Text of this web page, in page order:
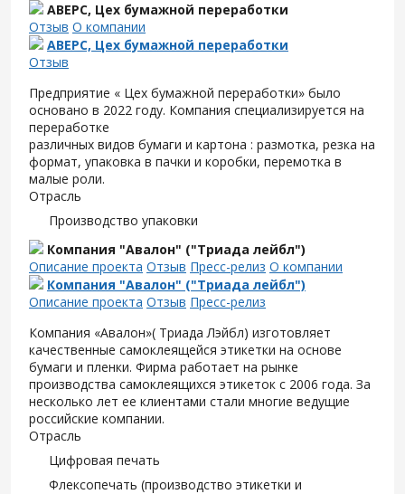
АВЕРС, Цех бумажной переработки
Отзыв О компании
АВЕРС, Цех бумажной переработки
Отзыв
Предприятие « Цех бумажной переработки» было
основано в 2022 году. Компания специализируется на
переработке
различных видов бумаги и картона : размотка, резка на
формат, упаковка в пачки и коробки, перемотка в
малые роли.
Отрасль
Производство упаковки
Компания "Авалон" ("Триада лейбл")
Описание проекта Отзыв Пресс-релиз О компании
Компания "Авалон" ("Триада лейбл")
Описание проекта Отзыв Пресс-релиз
Компания «Авалон»( Триада Лэйбл) изготовляет
качественные самоклеящейся этикетки на основе
бумаги и пленки. Фирма работает на рынке
производства самоклеящихся этикеток с 2006 года. За
несколько лет ее клиентами стали многие ведущие
российские компании.
Отрасль
Цифровая печать
Флексопечать (производство этикетки и